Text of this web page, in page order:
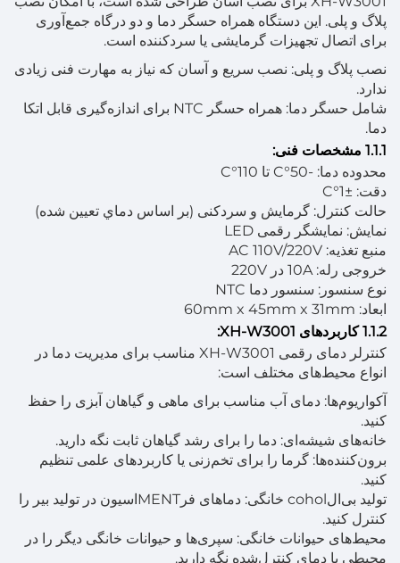
پلاگ و پلی. این دستگاه همراه حسگر دما و دو درگاه جمع‌آوری
برای اتصال تجهیزات گرمایشی یا سردکننده است.
نصب پلاگ و پلی: نصب سریع و آسان که نیاز به مهارت فنی زیادی
ندارد.
شامل حسگر دما: همراه حسگر NTC برای اندازه‌گیری قابل اتکا
دما.
1.1.1 مشخصات فنی:
محدوده دما: -50°C تا 110°C
دقت: ±1°C
حالت کنترل: گرمایش و سردکنی (بر اساس دماي تعیین شده)
نمایش: نمایشگر رقمی LED
منبع تغذیه: AC 110V/220V
خروجی رله: 10A در 220V
نوع سنسور: سنسور دما NTC
ابعاد: 60mm x 45mm x 31mm
1.1.2 کاربردهای XH-W3001:
کنترلر دمای رقمی XH-W3001 مناسب برای مدیریت دما در
انواع محیط‌های مختلف است:
آکواریوم‌ها: دمای آب مناسب برای ماهی و گیاهان آبزی را حفظ
کنید.
خانه‌های شیشه‌ای: دما را برای رشد گیاهان ثابت نگه دارید.
برون‌کننده‌ها: گرما را برای تخم‌زنی یا کاربردهای علمی تنظیم
کنید.
تولید بی‌الcohol خانگی: دماهای فرMENTاسیون در تولید بیر را
کنترل کنید.
محیط‌های حیوانات خانگی: سپری‌ها و حیوانات خانگی دیگر را در
محیطی با دمای کنترل‌شده نگه دارید.